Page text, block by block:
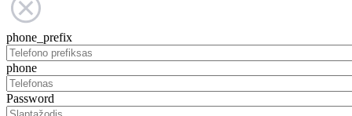
phone_prefix
phone
Password